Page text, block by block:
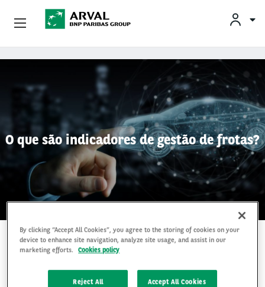
Pular para o conteúdo principal
O que são indicadores de gestão de frotas?
19 Maio 2021
Conheça A Arval
By clicking “Accept All Cookies”, you agree to the storing of cookies on your
device to enhance site navigation, analyze site usage, and assist in our
marketing efforts.
Cookies policy
Reject All Accept All Cookies